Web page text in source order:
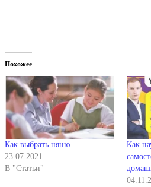
Похожее
Как выбрать няню
23.07.2021
В "Статьи"
Как